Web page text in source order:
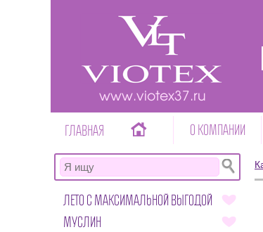
www.viotex37.ru
ГЛАВНАЯ О КОМПАНИИ
ЛЕТО С МАКСИМАЛЬНОЙ ВЫГОДОЙ
МУСЛИН